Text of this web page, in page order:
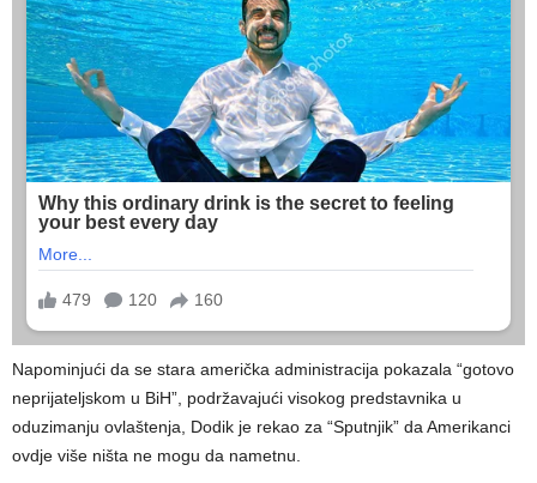
Napominjući da se stara američka administracija pokazala “gotovo
neprijateljskom u BiH”, podržavajući visokog predstavnika u
oduzimanju ovlaštenja, Dodik je rekao za “Sputnjik” da Amerikanci
ovdje više ništa ne mogu da nametnu.